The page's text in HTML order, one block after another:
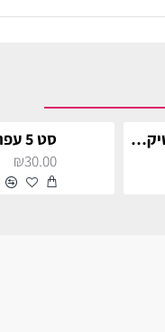
מארז 8 ליפסטיקים צבעוניים לאיפור (Pop Up Face)
₪30.00